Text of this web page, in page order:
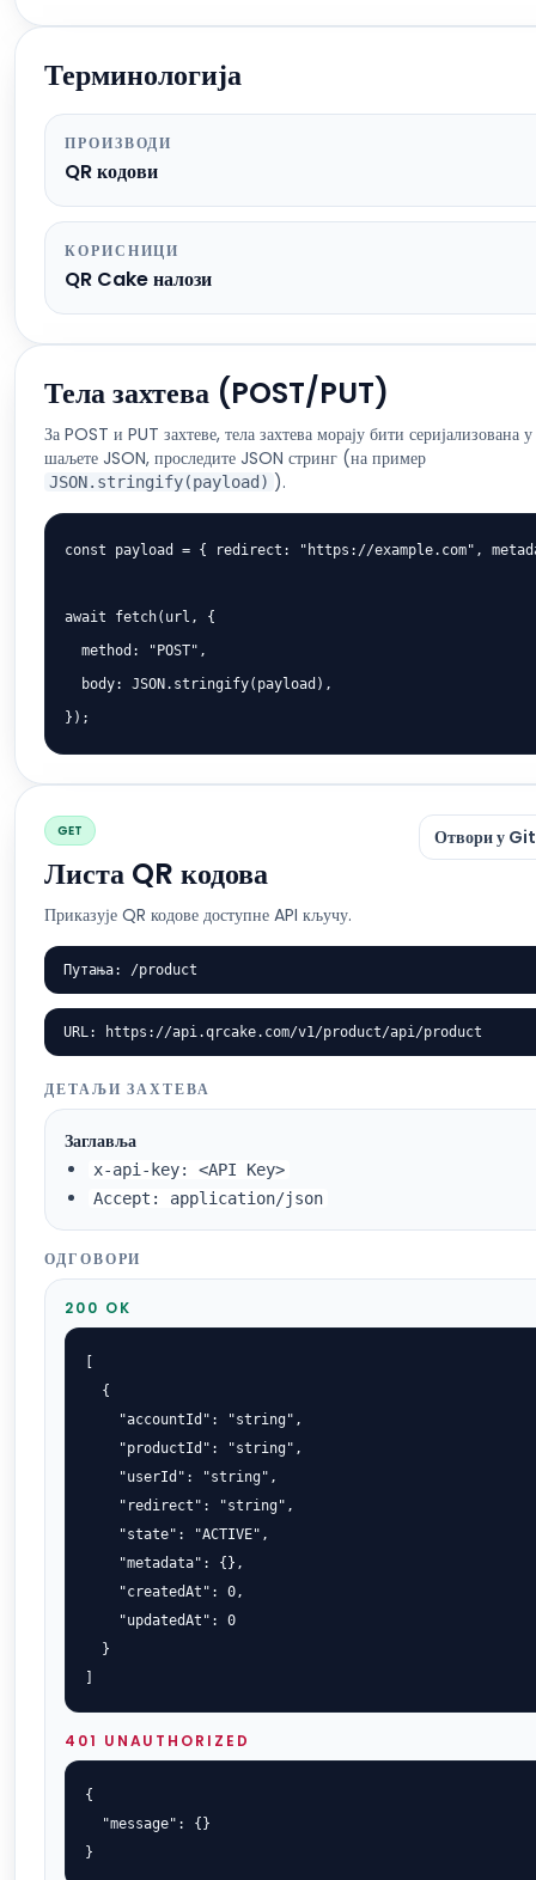
Терминологија
ПРОИЗВОДИ
QR кодови
КОРИСНИЦИ
QR Cake налози
Тела захтева (POST/PUT)
За POST и PUT захтеве, тела захтева морају бити серијализована
шаљете JSON, проследите JSON стринг (на пример
JSON.stringify(payload) ).
const payload = { redirect: "https://example.com",
await fetch(url, {
  method: "POST",
  body: JSON.stringify(payload),
});
GET
Листа QR кодова
Приказује QR кодове доступне API кључу.
Отвори у
Путања: /product
URL: https://api.qrcake.com/v1/product/api/product
ДЕТАЉИ ЗАХТЕВА
Заглавља
x-api-key: <API Key>
Accept: application/json
ОДГОВОРИ
200 OK
  {
    "accountId": "string",
    "productId": "string",
    "userId": "string",
    "redirect": "string",
    "state": "ACTIVE",
    "metadata": {},
    "createdAt": 0,
    "updatedAt": 0
  }
401 UNAUTHORIZED
{
  "message": {}
}